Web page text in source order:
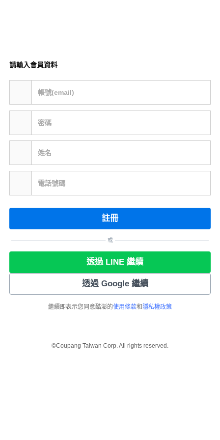
請輸入會員資料
帳號(email)
密碼
姓名
電話號碼
註冊
或
透過 LINE 繼續
透過 Google 繼續
繼續即表示您同意酷澎的使用條款和 隱私權政策
©Coupang Taiwan Corp. All rights reserved.